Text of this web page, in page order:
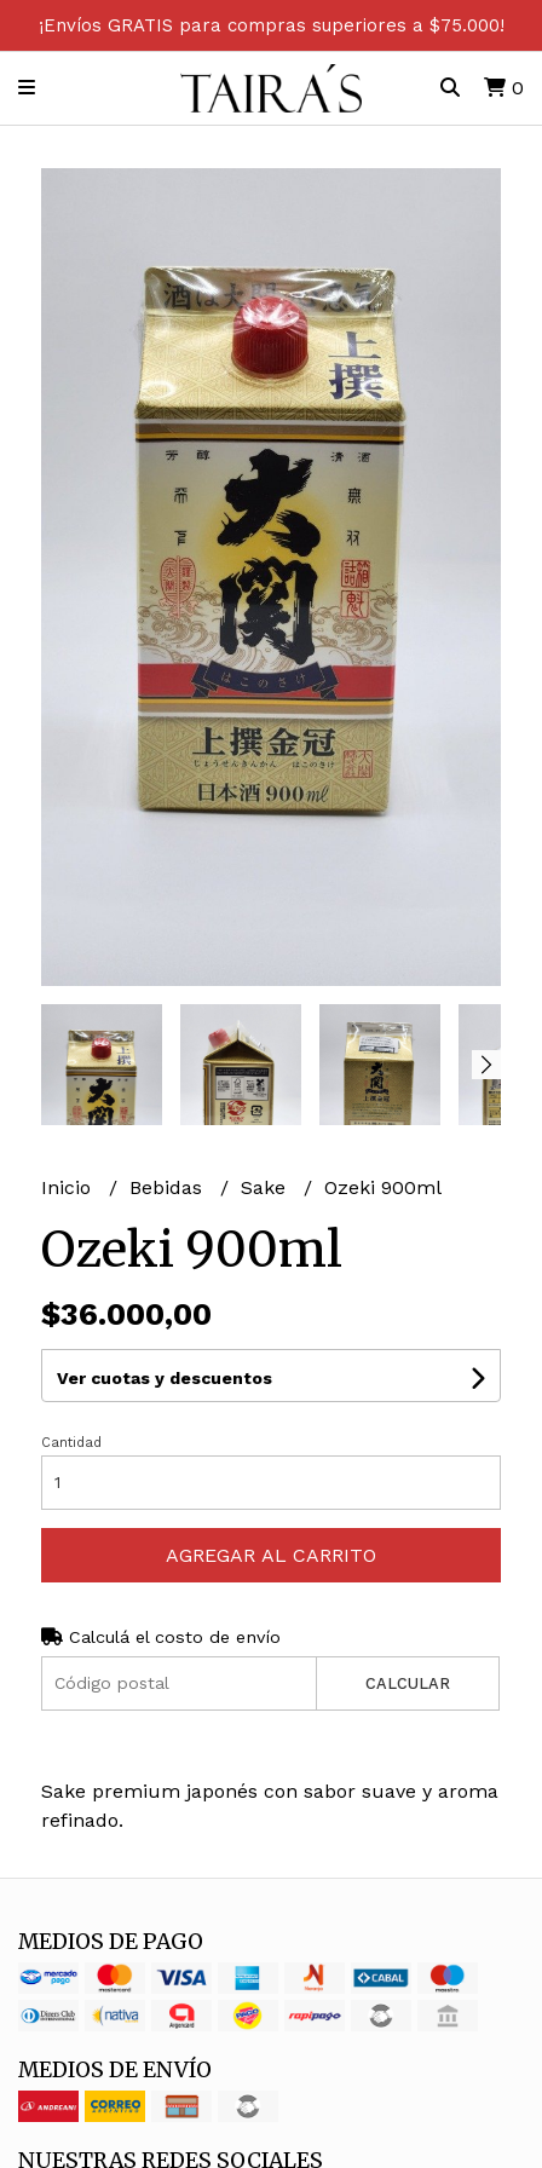
¡Envíos GRATIS para compras superiores a $75.000!
0
Inicio Bebidas Sake Ozeki 900ml
Ozeki 900ml
$36.000,00
Ver cuotas y descuentos
Cantidad
AGREGAR AL CARRITO
Calculá el costo de envío
CALCULAR
Sake premium japonés con sabor suave y aroma
refinado.
MEDIOS DE PAGO
MEDIOS DE ENVÍO
NUESTRAS REDES SOCIALES